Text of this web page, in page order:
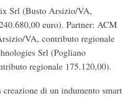
Srl (Busto Arsizio/VA,
euro). Partner: ACM
VA, contributo regionale
Srl (Pogliano
regionale 175.120,00).
di un indumento smart